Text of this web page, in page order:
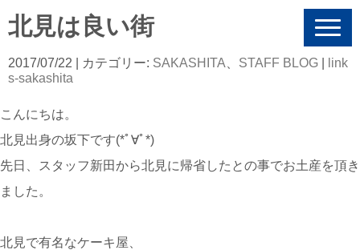
N
v
i
n
北見は良い街
2017/07/22 | カテゴリー: SAKASHITA STAFF BLOG
link
s-sakashita
こんにちは。
北見出身の坂下です(*ﾟ∀ﾟ*)
先日、スタッフ新田から北見に帰省したとの事でお土産を頂き
ました。
北見で有名なケーキ屋、